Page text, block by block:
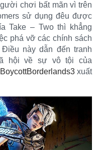
chơi bất mãn vì trên
sử dụng đêu được
Take – Two thì khẳng
phá vỡ các chính sách
Điều này dẫn đến tranh
hội về sự vô tội của
BoycottBorderlands3 xuất